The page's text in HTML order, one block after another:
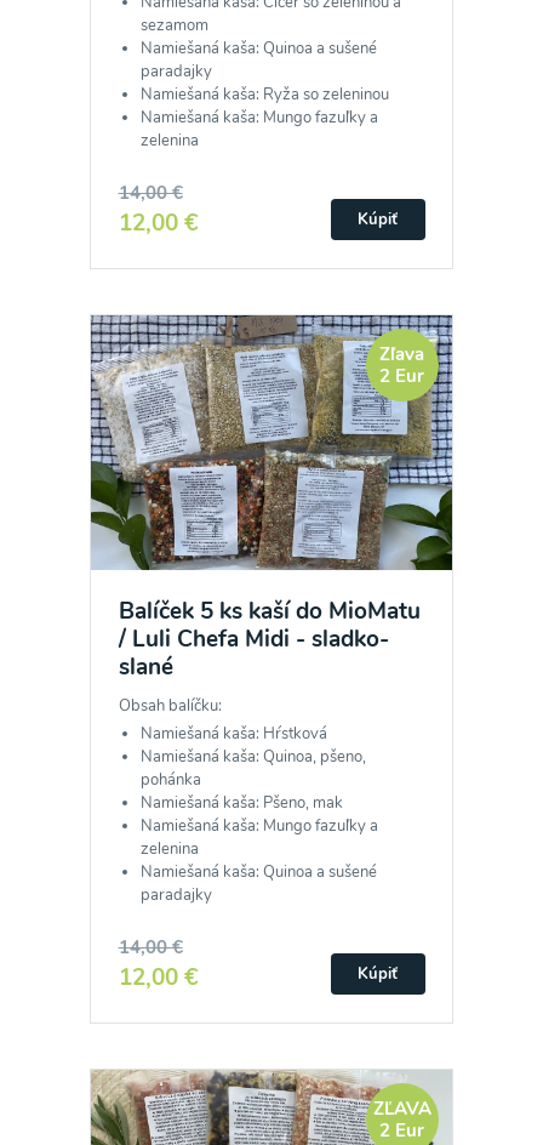
sezamom
Namiešaná kaša: Quinoa a sušené
paradajky
Namiešaná kaša: Ryža so zeleninou
Namiešaná kaša: Mungo fazuľky a
zelenina
14,00 €
12,00 € Kúpiť
Zľava
2 Eur
Balíček 5 ks kaší do MioMatu
/ Luli Chefa Midi - sladko-
slané
Obsah balíčku:
Namiešaná kaša: Hŕstková
Namiešaná kaša: Quinoa, pšeno,
pohánka
Namiešaná kaša: Pšeno, mak
Namiešaná kaša: Mungo fazuľky a
zelenina
Namiešaná kaša: Quinoa a sušené
paradajky
14,00 €
12,00 € Kúpiť
ZĽAVA
2 Eur